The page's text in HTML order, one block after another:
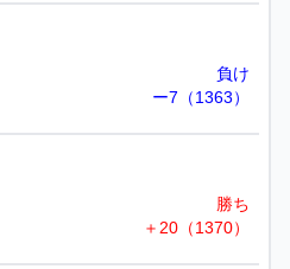
負け
ー7（1363）
勝ち
＋20（1370）